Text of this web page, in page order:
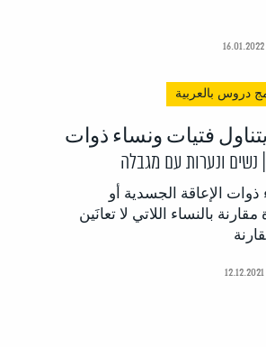
دروس بالعربية
فتيات ونساء ذوات
ונערות עם מגבלה
ذوات الإعاقة الجسدية أو
بالنساء اللاتي لا تعانَين